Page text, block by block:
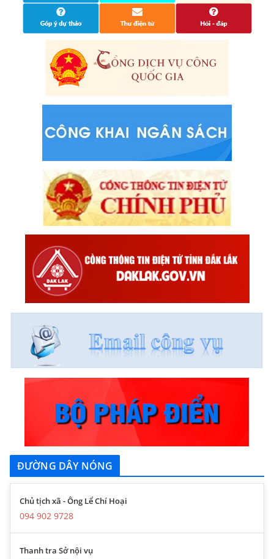
ĐƯỜNG DÂY NÓNG
Chủ tịch xã - Ông Lể Chí Hoại
094 902 9728
Thanh tra Sở nội vụ